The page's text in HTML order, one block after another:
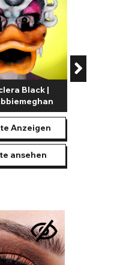
Black |
Anzeigen
ansehen